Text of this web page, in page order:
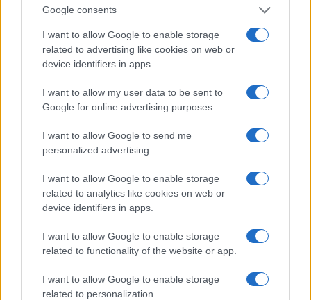
Google consents
I want to allow Google to enable storage
related to advertising like cookies on web or
device identifiers in apps.
I want to allow my user data to be sent to
Google for online advertising purposes.
I want to allow Google to send me
personalized advertising.
I want to allow Google to enable storage
related to analytics like cookies on web or
device identifiers in apps.
I want to allow Google to enable storage
related to functionality of the website or app.
I want to allow Google to enable storage
related to personalization.
Bitcoin
(BTC)
$64,805.00
Ethereum
(ETH)
$1,914.84
$601.09
Solana $75.88